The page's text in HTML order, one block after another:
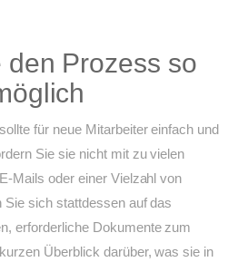
den Prozess so
für neue Mitarbeiter einfach und
Sie sie nicht mit zu vielen
Mails oder einer Vielzahl von
Sie sich stattdessen auf das
erforderliche Dokumente zum
Überblick darüber, was sie in